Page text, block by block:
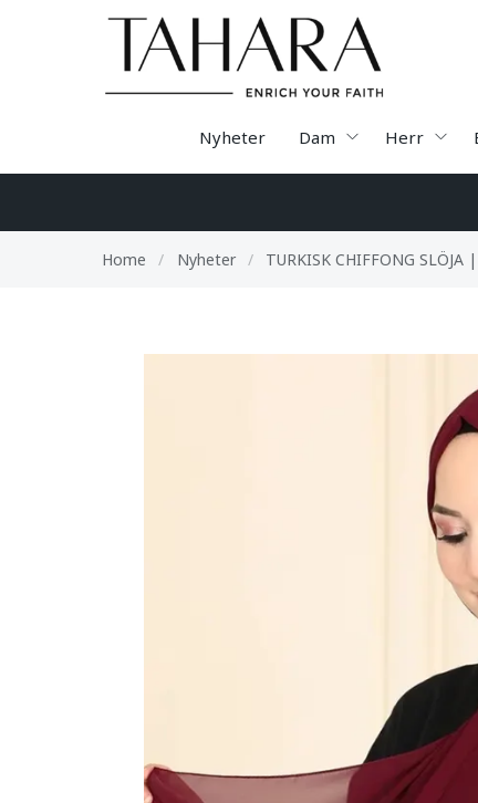
Nyheter Dam Herr
Home / Nyheter / TURKISK CHIFFONG SLÖJA